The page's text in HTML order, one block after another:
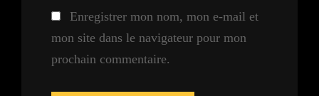
Enregistrer mon nom, mon e-mail et
mon site dans le navigateur pour mon
prochain commentaire.